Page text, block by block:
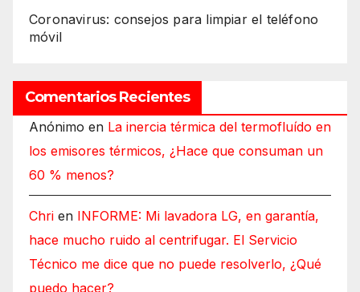
Coronavirus: consejos para limpiar el teléfono
móvil
Comentarios Recientes
Anónimo en La inercia térmica del termofluído en
los emisores térmicos, ¿Hace que consuman un
60 % menos?
Chri en INFORME: Mi lavadora LG, en garantía,
hace mucho ruido al centrifugar. El Servicio
Técnico me dice que no puede resolverlo, ¿Qué
puedo hacer?